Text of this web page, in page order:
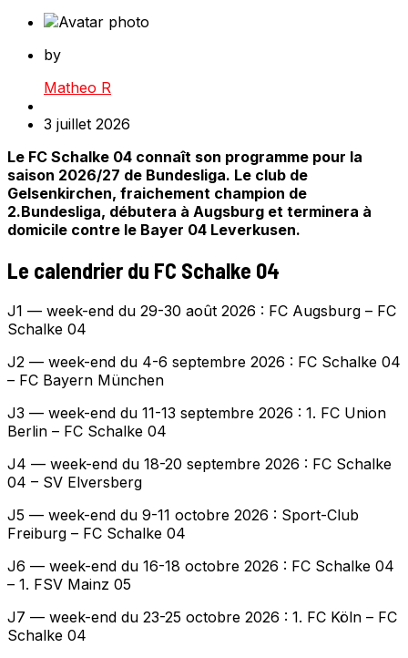
by
Matheo R
3 juillet 2026
Le FC Schalke 04 connaît son programme pour la
saison 2026/27 de Bundesliga. Le club de
Gelsenkirchen, fraichement champion de
2.Bundesliga, débutera à Augsburg et terminera à
domicile contre le Bayer 04 Leverkusen.
Le calendrier du FC Schalke 04
J1 — week-end du 29-30 août 2026 : FC Augsburg – FC
Schalke 04
J2 — week-end du 4-6 septembre 2026 : FC Schalke 04
– FC Bayern München
J3 — week-end du 11-13 septembre 2026 : 1. FC Union
Berlin – FC Schalke 04
J4 — week-end du 18-20 septembre 2026 : FC Schalke
04 – SV Elversberg
J5 — week-end du 9-11 octobre 2026 : Sport-Club
Freiburg – FC Schalke 04
J6 — week-end du 16-18 octobre 2026 : FC Schalke 04
– 1. FSV Mainz 05
J7 — week-end du 23-25 octobre 2026 : 1. FC Köln – FC
Schalke 04